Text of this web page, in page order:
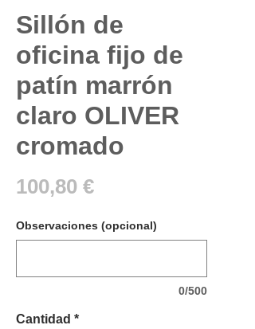
Sillón de
oficina fijo de
patín marrón
claro OLIVER
cromado
100,80 €Precio
Observaciones (opcional)
0/500
Cantidad *